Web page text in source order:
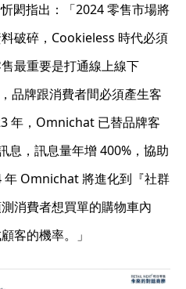
閎指出：「2024 零售市場將
破碎，Cookieless 時代必須
最重要是打通線上線下
品牌跟消費者間必須產生客
年，Omnichat 已替品牌客
息，訊息量年增 400%，協助
年 Omnichat 將進化到『社群
消費者想買單的購物車內
客的機率。」